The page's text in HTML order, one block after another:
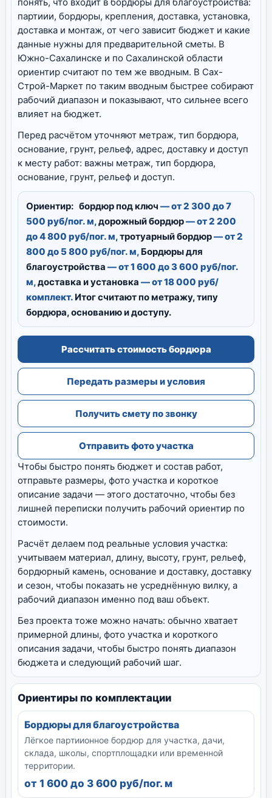
партиии, бордюры, крепления, доставка, установка,
доставка и монтаж, от чего зависит бюджет и какие
данные нужны для предварительной сметы. В
Южно-Сахалинске и по Сахалинской области
ориентир считают по тем же вводным. В Сах-
Строй-Маркет по таким вводным быстрее собирают
рабочий диапазон и показывают, что сильнее всего
влияет на бюджет.
Перед расчётом уточняют метраж, тип бордюра,
основание, грунт, рельеф, адрес, доставку и доступ
к месту работ: важны метраж, тип бордюра,
основание, грунт, рельеф и доступ.
Ориентир: бордюр под ключ — от 2 300 до 7
500 руб/пог. м,дорожный бордюр— от 2 200
до 4 800 руб/пог. м,тротуарный бордюр— от 2
800 до 5 800 руб/пог. м, Бордюры для
благоустройства — от 1 600 до 3 600 руб/пог.
м,доставка и установка — от 18 000 руб/
комплект. Итог считают по метражу, типу
бордюра, основанию и доступу.
Рассчитать стоимость бордюра
Передать размеры и условия
Получить смету по звонку
Отправить фото участка
Чтобы быстро понять бюджет и состав работ,
отправьте размеры, фото участка и короткое
описание задачи — этого достаточно, чтобы без
лишней переписки получить рабочий ориентир по
стоимости.
Расчёт делаем под реальные условия участка:
учитываем материал, длину, высоту, грунт, рельеф,
бордюрный камень, основание и доставку, доставку
и сезон, чтобы показать не усреднённую вилку, а
рабочий диапазон именно под ваш объект.
Без проекта тоже можно начать: обычно хватает
примерной длины, фото участка и короткого
описания задачи, чтобы быстро понять диапазон
бюджета и следующий рабочий шаг.
Ориентиры по комплектации
Бордюры для благоустройства
Лёгкое партиионное бордюр для участка, дачи,
склада, школы, спортплощадки или временной
территории.
от 1 600 до 3 600 руб/пог. м